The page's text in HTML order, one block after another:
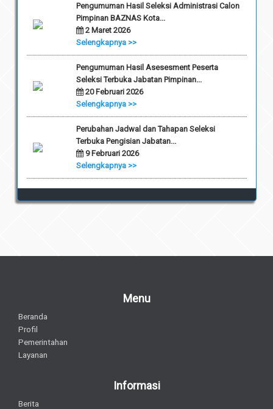
Pengumuman Hasil Seleksi Administrasi Calon
Pimpinan BAZNAS Kota...
2 Maret 2026
Selengkapnya >>
Pengumuman Hasil Asesesment Peserta
Seleksi Terbuka Jabatan Pimpinan...
20 Februari 2026
Selengkapnya >>
Perubahan Jadwal dan Tahapan Seleksi
Terbuka Pengisian Jabatan...
9 Februari 2026
Selengkapnya >>
Menu
Beranda
Profil
Pemerintahan
Layanan
Informasi
Berita